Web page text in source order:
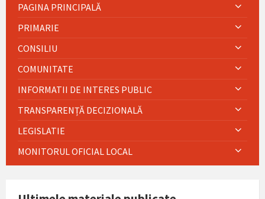
PAGINA PRINCIPALĂ
PRIMARIE
CONSILIU
COMUNITATE
INFORMATII DE INTERES PUBLIC
TRANSPARENȚĂ DECIZIONALĂ
LEGISLATIE
MONITORUL OFICIAL LOCAL